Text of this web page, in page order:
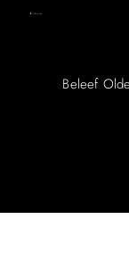
Beleef